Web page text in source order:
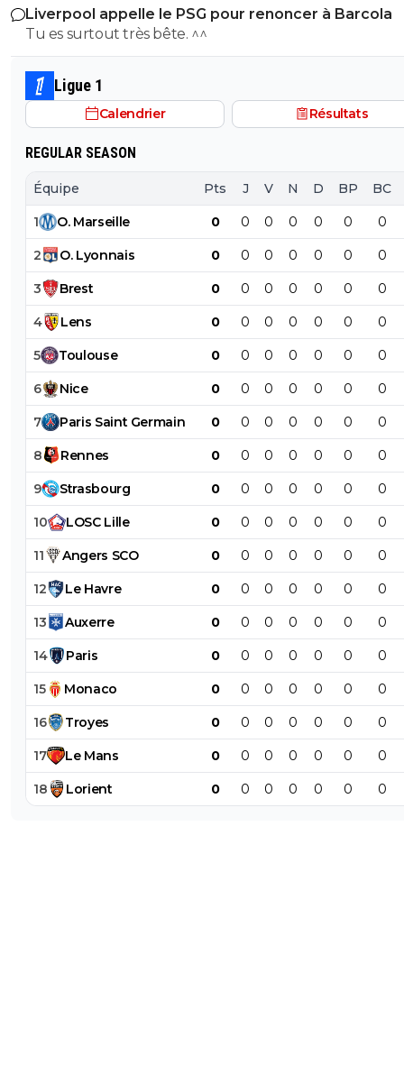
le PSG a traiter Kylian Mbappé lorsqu'il avait voulu
PSG.
Liverpool appelle le PSG pour renoncer à Barcola
Tu es surtout très bête. ^^
Ligue 1
Calendrier Résultats
REGULAR SEASON
Équipe Pts J V N D BP BC
1 O. Marseille 0 0 0 0 0 0 0
2 O. Lyonnais 0 0 0 0 0 0 0
3 Brest 0 0 0 0 0 0 0
4 Lens 0 0 0 0 0 0 0
5 Toulouse 0 0 0 0 0 0 0
6 Nice 0 0 0 0 0 0 0
7 Paris Saint Germain 0 0 0 0 0 0 0
8 Rennes 0 0 0 0 0 0 0
9 Strasbourg 0 0 0 0 0 0 0
10 LOSC Lille 0 0 0 0 0 0 0
11 Angers SCO 0 0 0 0 0 0 0
12 Le Havre 0 0 0 0 0 0 0
13 Auxerre 0 0 0 0 0 0 0
14 Paris 0 0 0 0 0 0 0
15 Monaco 0 0 0 0 0 0 0
16 Troyes 0 0 0 0 0 0 0
17 Le Mans 0 0 0 0 0 0 0
18 Lorient 0 0 0 0 0 0 0